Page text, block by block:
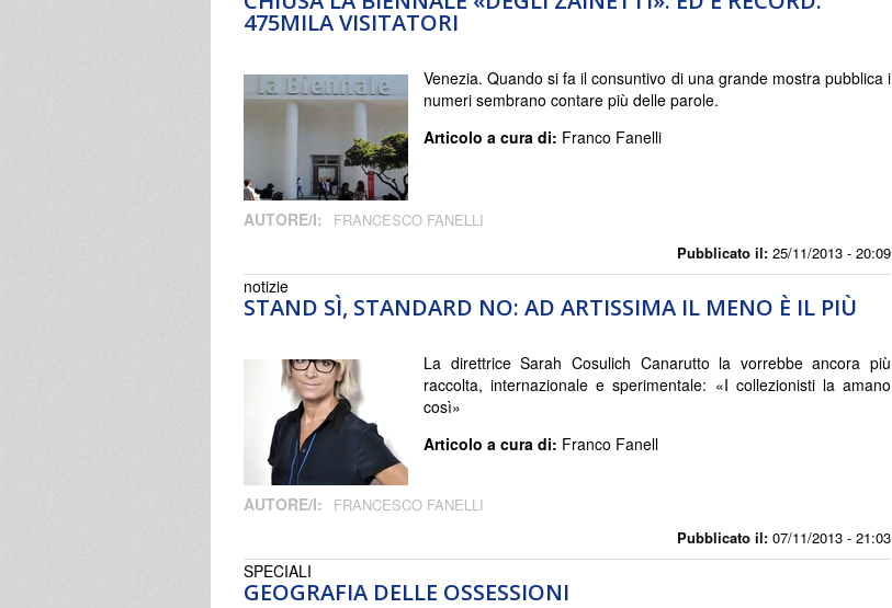
475MILA VISITATORI
Pubblicato il: 25/11/2013 - 20:09
Venezia. Quando si fa il consuntivo di una grande mostra pubblica i
numeri sembrano contare più delle parole.
Articolo a cura di: Franco Fanelli
AUTORE/I: FRANCESCO FANELLI
STAND SÌ, STANDARD NO: AD ARTISSIMA IL MENO È IL PIÙ
Pubblicato il: 07/11/2013 - 21:03
notizie
La direttrice Sarah Cosulich Canarutto la vorrebbe ancora più
raccolta, internazionale e sperimentale: «I collezionisti la amano
così»
Articolo a cura di: Franco Fanell
AUTORE/I: FRANCESCO FANELLI
GEOGRAFIA DELLE OSSESSIONI
SPECIALI